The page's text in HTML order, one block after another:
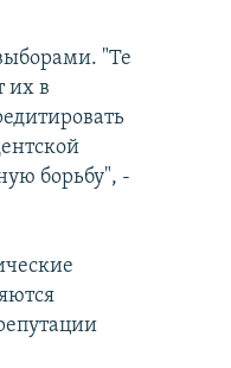
"Те
их в
борьбу", -